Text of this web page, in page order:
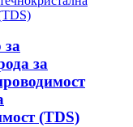
за
за
(TDS)